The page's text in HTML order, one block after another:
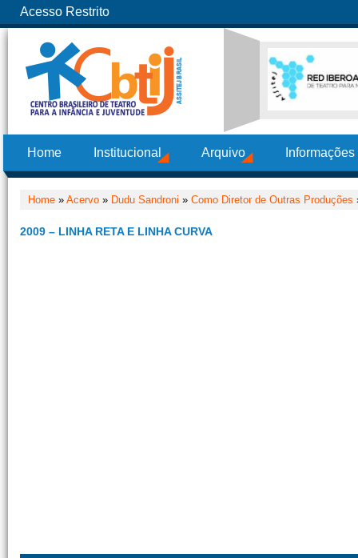
Acesso Restrito
Home Institucional Arquivo
Home » Acervo » Dudu Sandroni » Como Diretor de Outras Produções
2009 – LINHA RETA E LINHA CURVA